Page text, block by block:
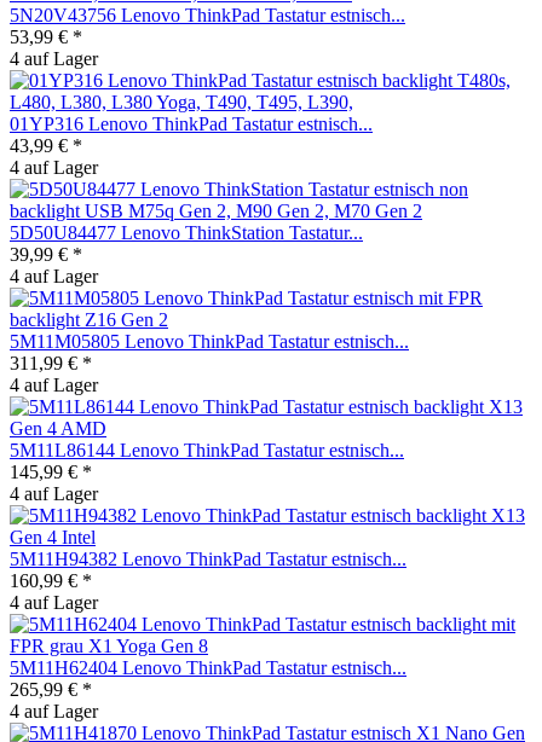
5N20V43756 Lenovo ThinkPad Tastatur estnisch...
53,99 € *
4 auf Lager
01YP316 Lenovo ThinkPad Tastatur estnisch...
43,99 € *
4 auf Lager
5D50U84477 Lenovo ThinkStation Tastatur...
39,99 € *
4 auf Lager
5M11M05805 Lenovo ThinkPad Tastatur estnisch...
311,99 € *
4 auf Lager
5M11L86144 Lenovo ThinkPad Tastatur estnisch...
145,99 € *
4 auf Lager
5M11H94382 Lenovo ThinkPad Tastatur estnisch...
160,99 € *
4 auf Lager
5M11H62404 Lenovo ThinkPad Tastatur estnisch...
265,99 € *
4 auf Lager